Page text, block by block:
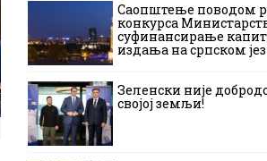
Саопштење поводом
конкурса
суфинансирање
издања на српском
Зеленски није
својој земљи!